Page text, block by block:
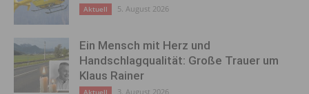
Aktuell 5. August 2026
Ein Mensch mit Herz und
Handschlagqualität: Große Trauer um
Klaus Rainer
Aktuell 3. August 2026